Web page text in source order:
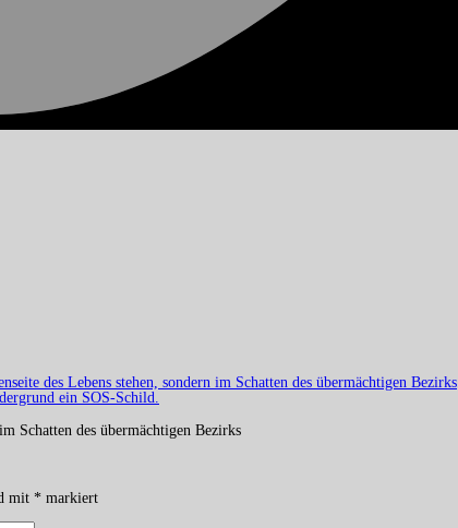
des Lebens stehen, sondern im Schatten des übermächtigen Bezirks
Schatten des übermächtigen Bezirks
mit * markiert